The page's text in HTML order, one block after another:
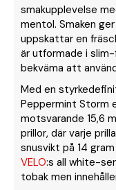
smakupplevelse
mentol. Smaken
uppskattar en
är utformade i
bekväma att
Med en
Peppermint Storm
motsvarande 15,6
prillor, där varje
snusvikt på 14
VELO:s all white-
tobak men